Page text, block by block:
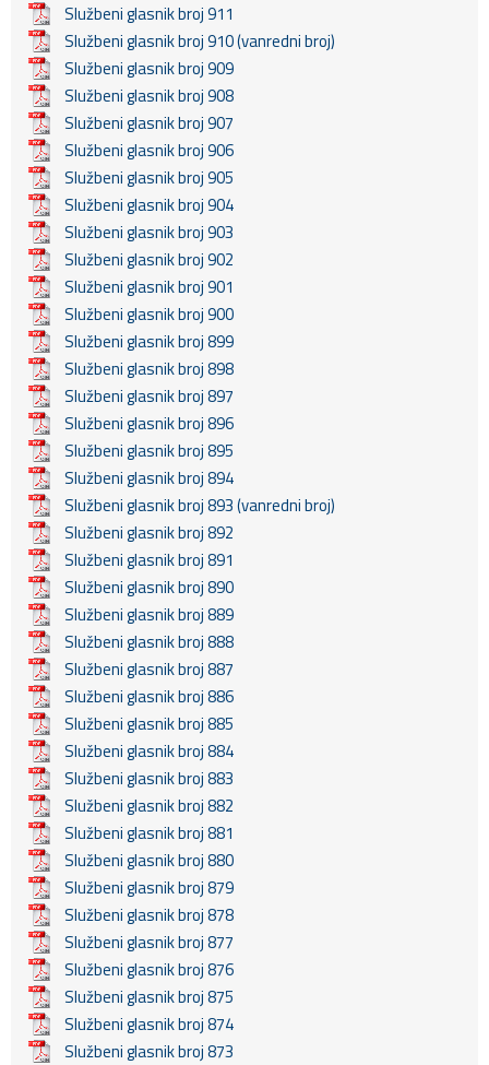
Službeni glasnik broj 911
Službeni glasnik broj 910 (vanredni broj)
Službeni glasnik broj 909
Službeni glasnik broj 908
Službeni glasnik broj 907
Službeni glasnik broj 906
Službeni glasnik broj 905
Službeni glasnik broj 904
Službeni glasnik broj 903
Službeni glasnik broj 902
Službeni glasnik broj 901
Službeni glasnik broj 900
Službeni glasnik broj 899
Službeni glasnik broj 898
Službeni glasnik broj 897
Službeni glasnik broj 896
Službeni glasnik broj 895
Službeni glasnik broj 894
Službeni glasnik broj 893 (vanredni broj)
Službeni glasnik broj 892
Službeni glasnik broj 891
Službeni glasnik broj 890
Službeni glasnik broj 889
Službeni glasnik broj 888
Službeni glasnik broj 887
Službeni glasnik broj 886
Službeni glasnik broj 885
Službeni glasnik broj 884
Službeni glasnik broj 883
Službeni glasnik broj 882
Službeni glasnik broj 881
Službeni glasnik broj 880
Službeni glasnik broj 879
Službeni glasnik broj 878
Službeni glasnik broj 877
Službeni glasnik broj 876
Službeni glasnik broj 875
Službeni glasnik broj 874
Službeni glasnik broj 873